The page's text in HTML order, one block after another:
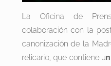
La Oficina de
colaboración con la
canonización de la
relicario, que contiene u